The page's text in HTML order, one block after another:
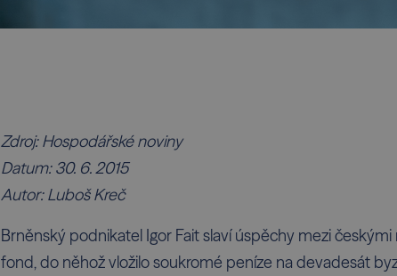
Zdroj: Hospodářské noviny
Datum: 30. 6. 2015
Autor: Luboš Kreč
Brněnský podnikatel Igor Fait slaví úspěchy mezi
fond, do něhož vložilo soukromé peníze na devadesát